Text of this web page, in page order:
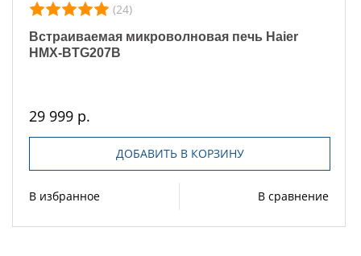
(24)
Встраиваемая микроволновая печь Haier
HMX-BTG207B
29 999 р.
ДОБАВИТЬ В КОРЗИНУ
В избранное В сравнение